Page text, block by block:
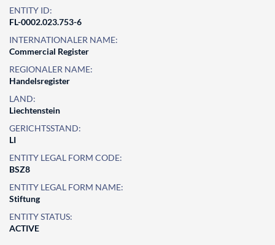
ENTITY ID:
FL-0002.023.753-6
INTERNATIONALER NAME:
Commercial Register
REGIONALER NAME:
Handelsregister
LAND:
Liechtenstein
GERICHTSSTAND:
LI
ENTITY LEGAL FORM CODE:
BSZ8
ENTITY LEGAL FORM NAME:
Stiftung
ENTITY STATUS:
ACTIVE